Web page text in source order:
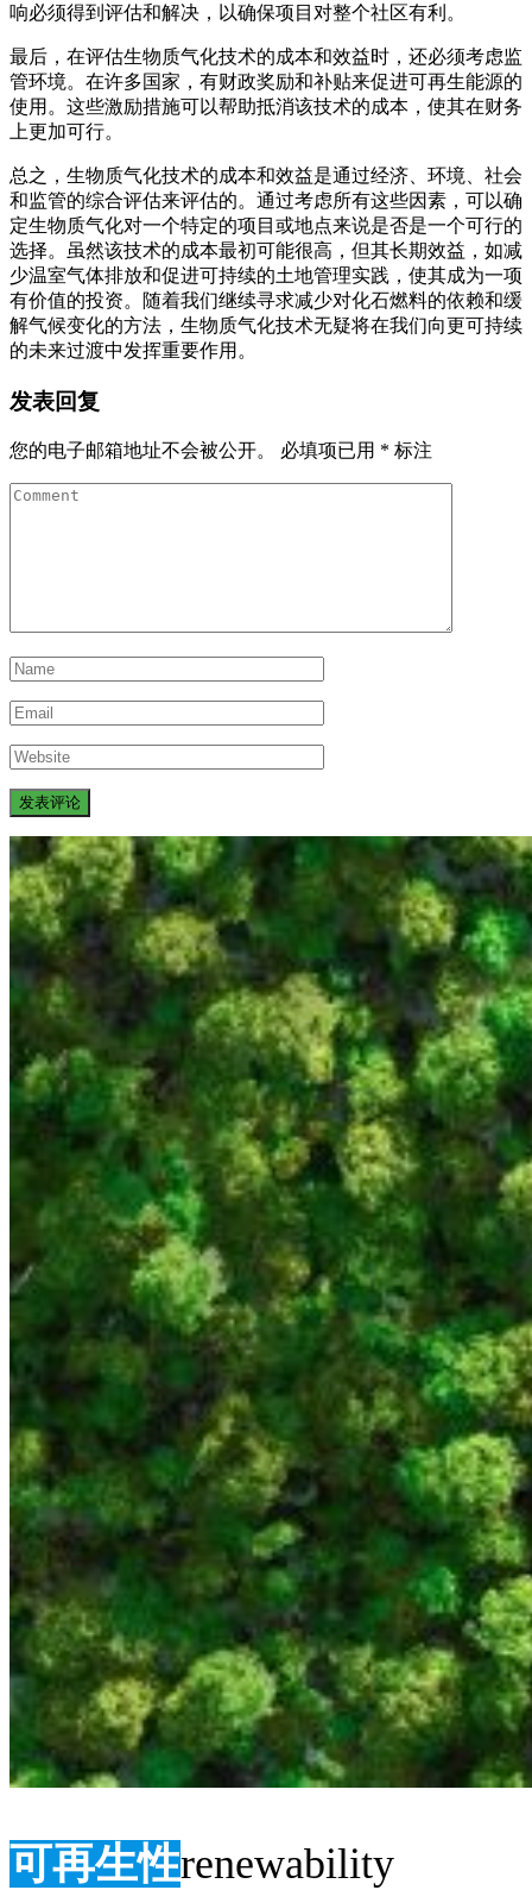
响必须得到评估和解决，以确保项目对整个社区有利。
最后，在评估生物质气化技术的成本和效益时，还必须考虑监
管环境。在许多国家，有财政奖励和补贴来促进可再生能源的
使用。这些激励措施可以帮助抵消该技术的成本，使其在财务
上更加可行。
总之，生物质气化技术的成本和效益是通过经济、环境、社会
和监管的综合评估来评估的。通过考虑所有这些因素，可以确
定生物质气化对一个特定的项目或地点来说是否是一个可行的
选择。虽然该技术的成本最初可能很高，但其长期效益，如减
少温室气体排放和促进可持续的土地管理实践，使其成为一项
有价值的投资。随着我们继续寻求减少对化石燃料的依赖和缓
解气候变化的方法，生物质气化技术无疑将在我们向更可持续
的未来过渡中发挥重要作用。
发表回复
您的电子邮箱地址不会被公开。 必填项已用 * 标注
可再生性renewability